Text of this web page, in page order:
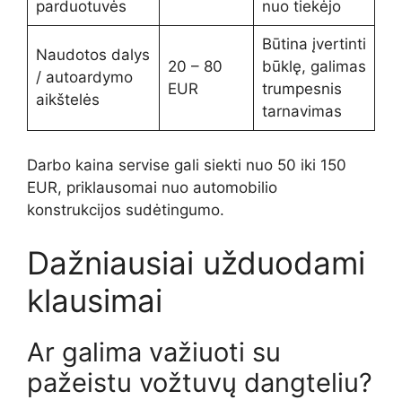
parduotuvės nuo tiekėjo
Naudotos dalys
/ autoardymo
aikštelės
20 – 80
EUR
Būtina įvertinti
būklę, galimas
trumpesnis
tarnavimas
Darbo kaina servise gali siekti nuo 50 iki 150
EUR, priklausomai nuo automobilio
konstrukcijos sudėtingumo.
Dažniausiai užduodami
klausimai
Ar galima važiuoti su
pažeistu vožtuvų dangteliu?